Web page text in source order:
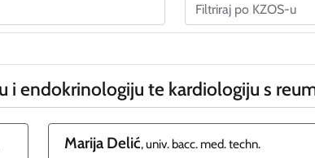
i endokrinologiju te kardiologiju s
Marija Delić, univ. bacc. med. techn.